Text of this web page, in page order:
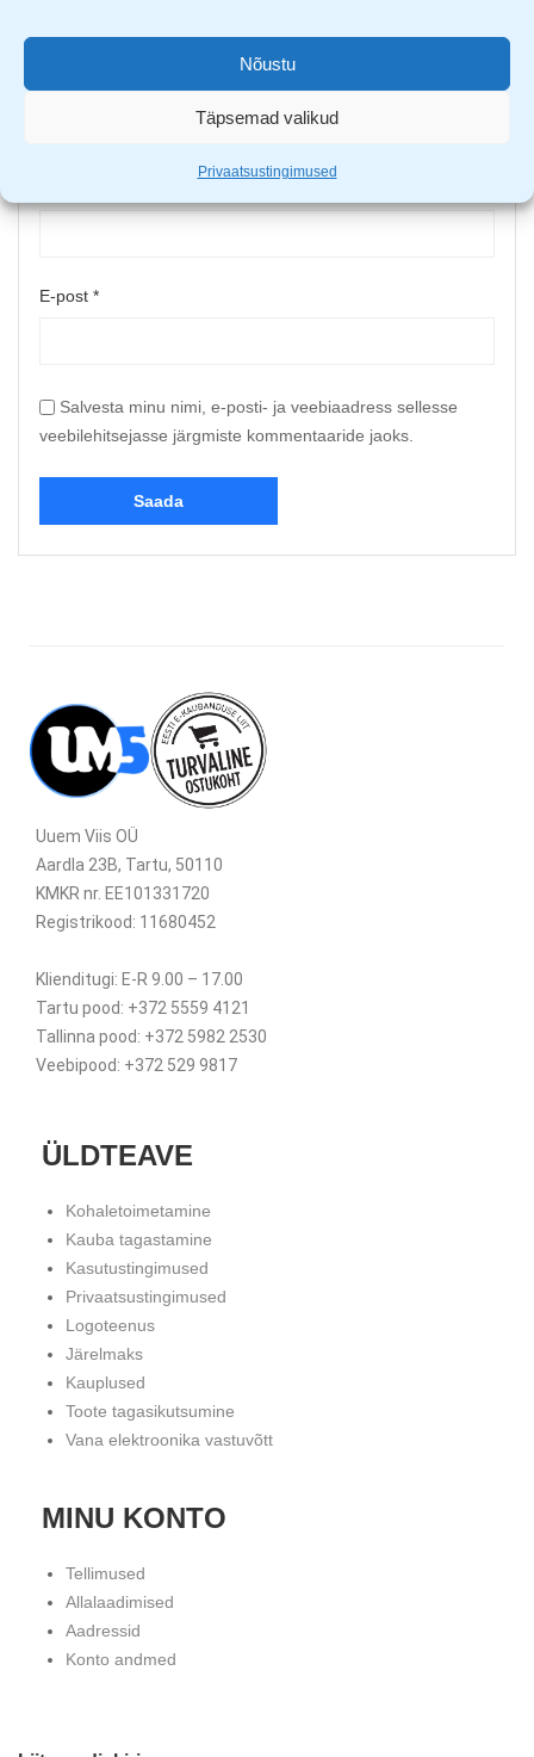
Nõustu
Täpsemad valikud
Privaatsustingimused
Upload up to 5 images or videos
E-post *
Salvesta minu nimi, e-posti- ja veebiaadress sellesse
veebilehitsejasse järgmiste kommentaaride jaoks.
Uuem Viis OÜ
Aardla 23B, Tartu, 50110
KMKR nr. EE101331720
Registrikood: 11680452
Klienditugi: E-R 9.00 – 17.00
Tartu pood: +372 5559 4121
Tallinna pood: +372 5982 2530
Veebipood: +372 529 9817
ÜLDTEAVE
Kohaletoimetamine
Kauba tagastamine
Kasutustingimused
Privaatsustingimused
Logoteenus
Järelmaks
Kauplused
Toote tagasikutsumine
Vana elektroonika vastuvõtt
MINU KONTO
Tellimused
Allalaadimised
Aadressid
Konto andmed